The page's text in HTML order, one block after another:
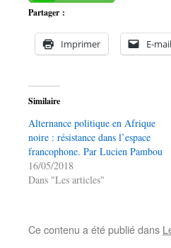
Partager :
Imprimer E-mail
Similaire
Alternance politique en Afrique
noire : résistance dans l’espace
francophone. Par Lucien Pambou
16/05/2018
Dans "Les articles"
Ce contenu a été publié dans